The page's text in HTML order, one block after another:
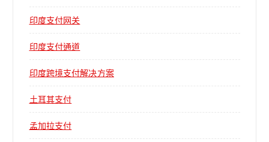
印度支付网关
印度支付通道
印度跨境支付解决方案
土耳其支付
孟加拉支付